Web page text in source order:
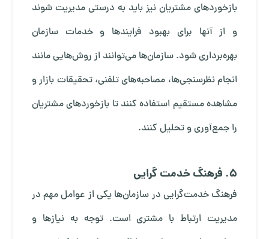
بازخوردهای مشتریان نیز باید به درستی مدیریت شوند
و از آنها برای بهبود فرایندها و خدمات سازمان
بهره‌برداری شود. سازمان‌ها می‌توانند از روش‌هایی مانند
انجام نظرسنجی‌ها، مصاحبه‌های تلفنی، تحقیقات بازار و
مشاهده مستقیم استفاده کنند تا بازخوردهای مشتریان
را جمع‌آوری و تحلیل کنند.
5. فرهنگ خدمت گرایی
فرهنگ خدمت‌گرایی در سازمان‌ها یکی از عوامل مهم در
مدیریت ارتباط با مشتری است. توجه به نیازها و